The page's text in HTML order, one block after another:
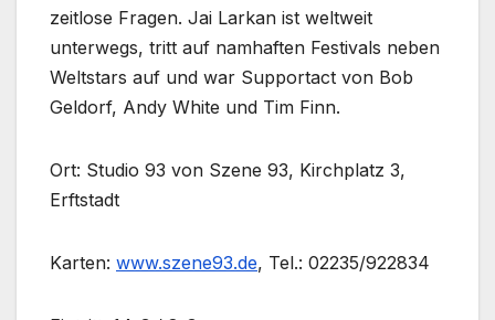
zeitlose Fragen. Jai Larkan ist weltweit
unterwegs, tritt auf namhaften Festivals neben
Weltstars auf und war Supportact von Bob
Geldorf, Andy White und Tim Finn.
Ort: Studio 93 von Szene 93, Kirchplatz 3,
Erftstadt
Karten: www.szene93.de, Tel.: 02235/922834